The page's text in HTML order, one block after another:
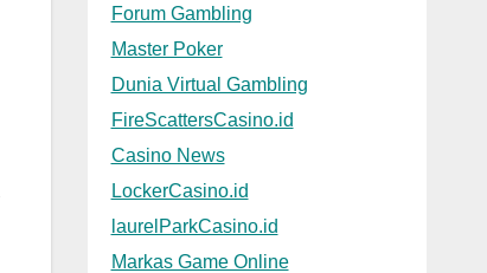
Forum Gambling
Master Poker
Dunia Virtual Gambling
FireScattersCasino.id
Casino News
LockerCasino.id
laurelParkCasino.id
Markas Game Online